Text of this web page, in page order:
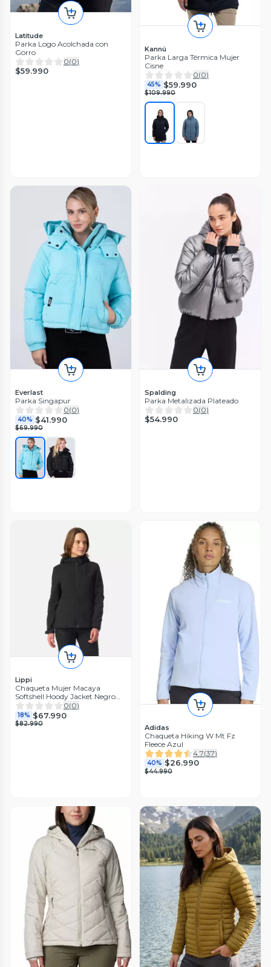
Latitude
Parka Logo Acolchada con
Gorro
0(0)
$59.990
Kannú
Parka Larga Térmica Mujer
Cisne
0(0)
45% $59.990
$109.990
Everlast
Parka Singapur
0(0)
40% $41.990
$69.990
Spalding
Parka Metalizada Plateado
0(0)
$54.990
Lippi
Chaqueta Mujer Macaya
Softshell Hoody Jacket Negro
Lippi I26
0(0)
18% $67.990
$82.990 Adidas
Chaqueta Hiking W Mt Fz
Fleece Azul
4.7(37)
40% $26.990
$44.990